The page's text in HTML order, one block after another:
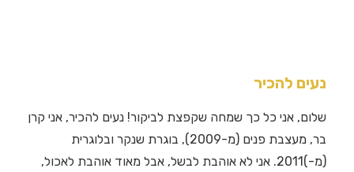
נעים להכיר
שלום, אני כל כך שמחה שקפצת לביקור! נעים להכיר, אני קרן
בר, מעצבת פנים (מ-2009), בוגרת שנקר ובלוגרית
(מ-)2011. אני לא אוהבת לבשל, אבל מאוד אוהבת לאכול,